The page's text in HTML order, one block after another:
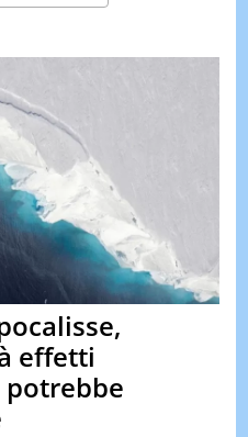
NEWS
QUIZ
&
TEST
effetti
potrebbe